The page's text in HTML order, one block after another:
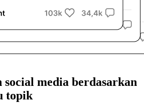
social media berdasarkan
topik